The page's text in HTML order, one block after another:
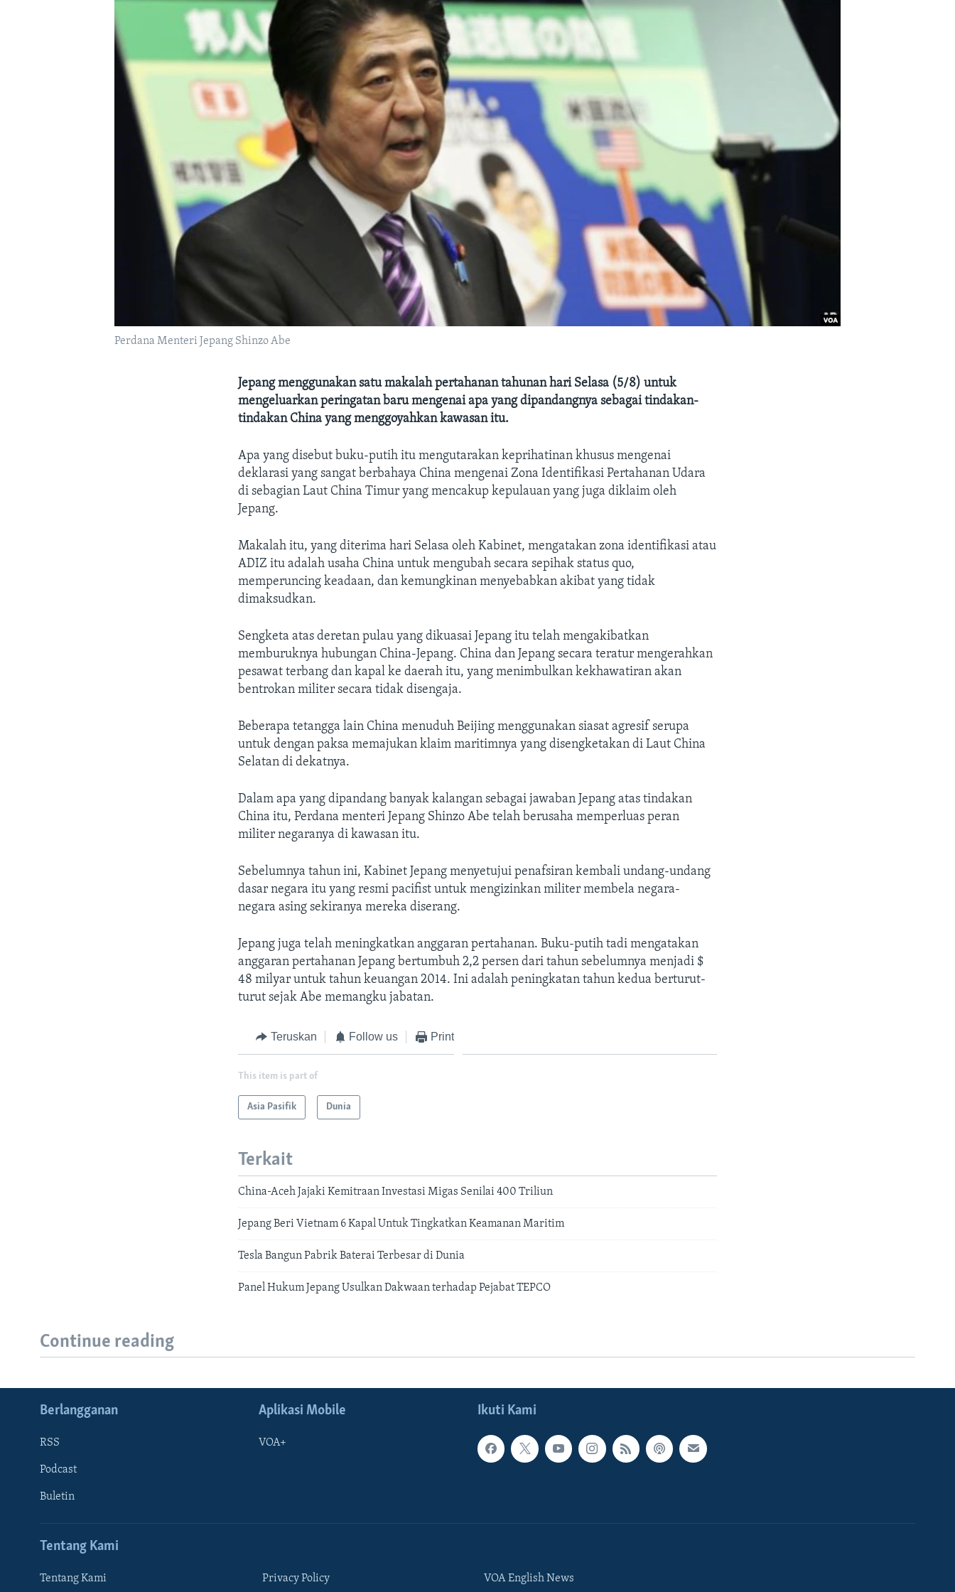
Learning English
Perdana Menteri Jepang Shinzo Abe
Jepang menggunakan satu makalah pertahanan tahunan hari Selasa (5/8) untuk
mengeluarkan peringatan baru mengenai apa yang dipandangnya sebagai tindakan-
tindakan China yang menggoyahkan kawasan itu.
Apa yang disebut buku-putih itu mengutarakan keprihatinan khusus mengenai
deklarasi yang sangat berbahaya China mengenai Zona Identifikasi Pertahanan Udara
di sebagian Laut China Timur yang mencakup kepulauan yang juga diklaim oleh
Jepang.
Makalah itu, yang diterima hari Selasa oleh Kabinet, mengatakan zona identifikasi atau
ADIZ itu adalah usaha China untuk mengubah secara sepihak status quo,
memperuncing keadaan, dan kemungkinan menyebabkan akibat yang tidak
dimaksudkan.
Sengketa atas deretan pulau yang dikuasai Jepang itu telah mengakibatkan
memburuknya hubungan China-Jepang. China dan Jepang secara teratur mengerahkan
pesawat terbang dan kapal ke daerah itu, yang menimbulkan kekhawatiran akan
bentrokan militer secara tidak disengaja.
Beberapa tetangga lain China menuduh Beijing menggunakan siasat agresif serupa
untuk dengan paksa memajukan klaim maritimnya yang disengketakan di Laut China
Selatan di dekatnya.
Dalam apa yang dipandang banyak kalangan sebagai jawaban Jepang atas tindakan
China itu, Perdana menteri Jepang Shinzo Abe telah berusaha memperluas peran
militer negaranya di kawasan itu.
Sebelumnya tahun ini, Kabinet Jepang menyetujui penafsiran kembali undang-undang
dasar negara itu yang resmi pacifist untuk mengizinkan militer membela negara-
negara asing sekiranya mereka diserang.
Jepang juga telah meningkatkan anggaran pertahanan. Buku-putih tadi mengatakan
anggaran pertahanan Jepang bertumbuh 2,2 persen dari tahun sebelumnya menjadi $
48 milyar untuk tahun keuangan 2014. Ini adalah peningkatan tahun kedua berturut-
turut sejak Abe memangku jabatan.
Teruskan Follow us Print
This item is part of
Asia Pasifik Dunia
Terkait
China-Aceh Jajaki Kemitraan Investasi Migas Senilai 400 Triliun
Jepang Beri Vietnam 6 Kapal Untuk Tingkatkan Keamanan Maritim
Tesla Bangun Pabrik Baterai Terbesar di Dunia
Panel Hukum Jepang Usulkan Dakwaan terhadap Pejabat TEPCO
Continue reading
Ikuti Kami
Berlangganan
RSS
Podcast
Buletin
Aplikasi Mobile
VOA+
Tentang Kami
Tentang Kami Privacy Policy VOA English News